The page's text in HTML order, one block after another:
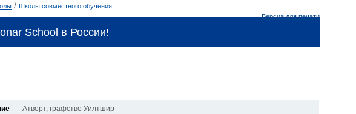
/
Школы совместного обучения
Версия для печати
School в России!
Атворт, графство Уилтшир